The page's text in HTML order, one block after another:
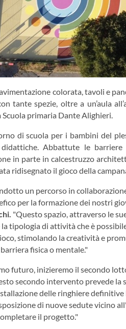
colorata, tavoli e
tante spezie, oltre a un’aula
Scuola primaria Dante Alighieri.
di scuola per i bambini del
Abbattute le
in parte in calcestruzzo
ridisegnato il gioco della
un percorso in
per la formazione dei nostri
"Questo spazio, attraverso le
tipologia di attività che è
stimolando la creatività e
fisica o mentale."
futuro, inizieremo il secondo
secondo intervento prevede la
delle ringhiere
di nuove sedute vicino
il progetto."